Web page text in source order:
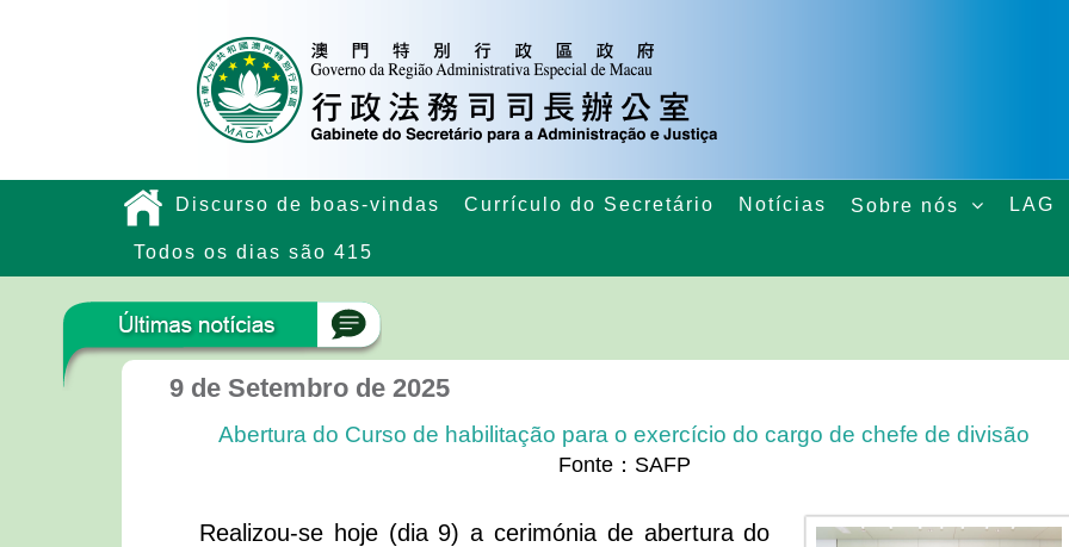
Discurso de boas-vindas Currículo do Secretário Notícias Sobre nós LAG
Todos os dias são 415
9 de Setembro de 2025
Abertura do Curso de habilitação para o exercício do cargo de chefe de divisão
Fonte：SAFP
Realizou-se hoje (dia 9) a cerimónia de abertura do